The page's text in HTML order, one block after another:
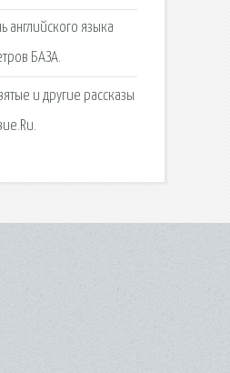
английского языка
БАЗА.
и другие рассказы